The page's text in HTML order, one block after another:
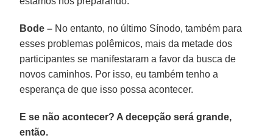
Bode – No entanto, no último Sínodo, também para
esses problemas polêmicos, mais da metade dos
participantes se manifestaram a favor da busca de
novos caminhos. Por isso, eu também tenho a
esperança de que isso possa acontecer.
E se não acontecer? A decepção será grande,
então.